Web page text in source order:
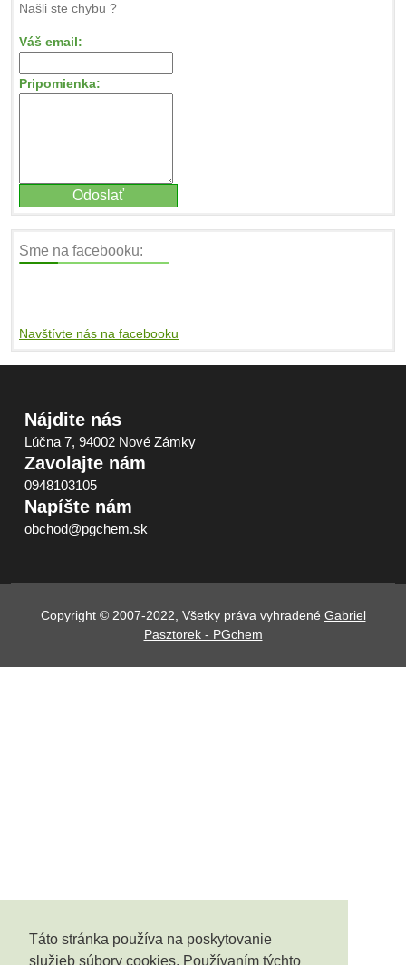
Táto stránka používa na poskytovanie
služieb súbory cookies. Používaním týchto
Našli ste chybu ?
Váš email:
Pripomienka:
Sme na facebooku:
Navštívte nás na facebooku
Nájdite nás
Lúčna 7, 94002 Nové Zámky
Zavolajte nám
0948103105
Napíšte nám
obchod@pgchem.sk
Copyright © 2007-2022, Všetky práva vyhradené Gabriel
Pasztorek - PGchem